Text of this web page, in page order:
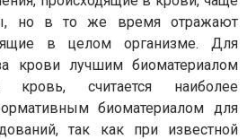
но в то же время отражают
в целом организме. Для
крови лучшим биоматериалом
кровь, считается наиболее
биоматериалом для
так как при известной